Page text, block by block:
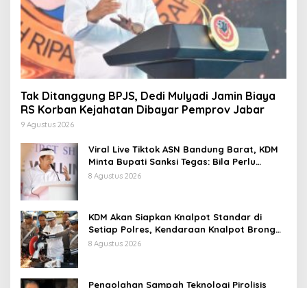
Tak Ditanggung BPJS, Dedi Mulyadi Jamin Biaya
RS Korban Kejahatan Dibayar Pemprov Jabar
9 Agustus 2026
Viral Live Tiktok ASN Bandung Barat, KDM
Minta Bupati Sanksi Tegas: Bila Perlu
Pemberhentian
8 Agustus 2026
KDM Akan Siapkan Knalpot Standar di
Setiap Polres, Kendaraan Knalpot Brong
Tertangkap Langsung Ganti
8 Agustus 2026
Pengolahan Sampah Teknologi Pirolisis